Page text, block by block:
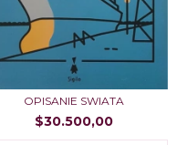
OPISANIE SWIATA
$30.500,00